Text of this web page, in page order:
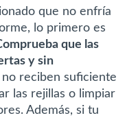
que no enfría
lo primero es
que las
y sin
no reciben suficiente
las rejillas o limpiar
Además, si tu